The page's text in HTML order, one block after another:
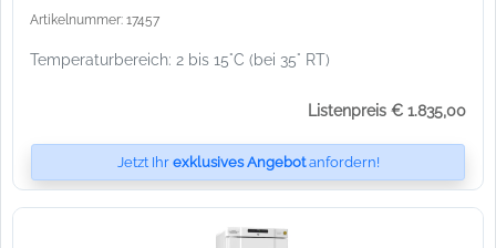
Artikelnummer: 17457
Temperaturbereich: 2 bis 15°C (bei 35° RT)
Listenpreis € 1.835,00
Jetzt Ihr exklusives Angebotanfordern!